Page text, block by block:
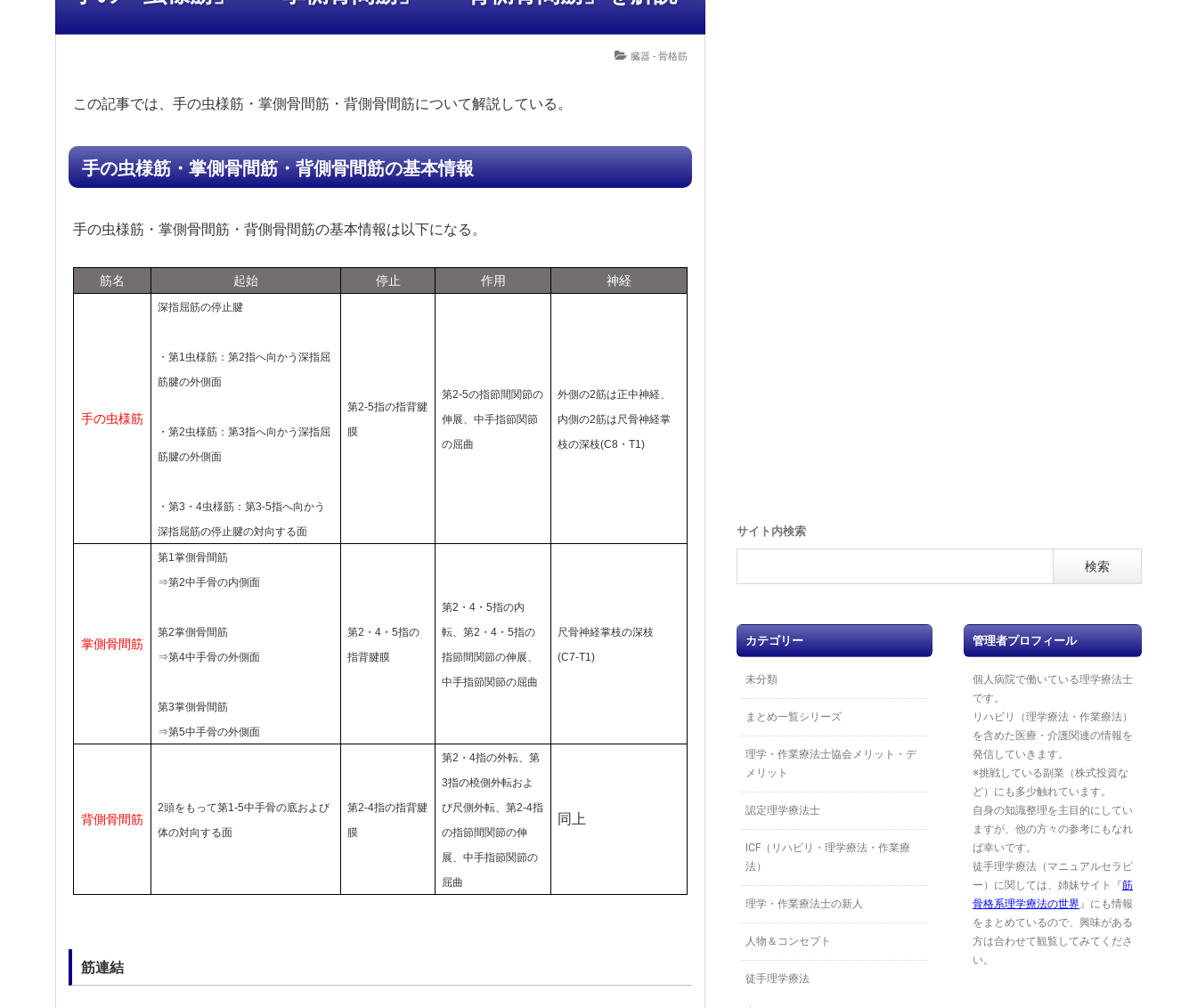
臓器 - 骨格筋
この記事では、手の虫様筋・掌側骨間筋・背側骨間筋について解説している。
手の虫様筋・掌側骨間筋・背側骨間筋の基本情報
手の虫様筋・掌側骨間筋・背側骨間筋の基本情報は以下になる。
筋名 起始 停止 作用 神経
手の虫様筋
深指屈筋の停止腱
・第1虫様筋：第2指へ向かう深指屈
筋腱の外側面
・第2虫様筋：第3指へ向かう深指屈
筋腱の外側面
・第3・4虫様筋：第3-5指へ向かう
深指屈筋の停止腱の対向する面
第2-5指の指背腱
膜
第2-5の指節間関節の
伸展、中手指節関節
の屈曲
外側の2筋は正中神経、
内側の2筋は尺骨神経掌
枝の深枝(C8・T1)
掌側骨間筋
第1掌側骨間筋
⇒第2中手骨の内側面
第2掌側骨間筋
⇒第4中手骨の外側面
第3掌側骨間筋
⇒第5中手骨の外側面
第2・4・5指の
指背腱膜
第2・4・5指の内
転、第2・4・5指の
指節間関節の伸展、
中手指節関節の屈曲
尺骨神経掌枝の深枝
(C7-T1)
背側骨間筋
2頭をもって第1-5中手骨の底および
体の対向する面
第2-4指の指背腱
膜
第2・4指の外転、第
3指の橈側外転およ
び尺側外転、第2-4指
の指節間関節の伸
展、中手指節関節の
屈曲
同上
筋連結
サイト内検索
カテゴリー
未分類
まとめ一覧シリーズ
理学・作業療法士協会メリット・デ
メリット
認定理学療法士
ICF（リハビリ・理学療法・作業療
法）
理学・作業療法士の新人
人物＆コンセプト
徒手理学療法
管理者プロフィール
個人病院で働いている理学療法士
です。
リハビリ（理学療法・作業療法）
を含めた医療・介護関連の情報を
発信していきます。
※挑戦している副業（株式投資な
ど）にも多少触れています。
自身の知識整理を主目的にしてい
ますが、他の方々の参考にもなれ
ば幸いです。
徒手理学療法（マニュアルセラピ
ー）に関しては、姉妹サイト『筋
骨格系理学療法の世界』にも情報
をまとめているので、興味がある
方は合わせて観覧してみてくださ
い。